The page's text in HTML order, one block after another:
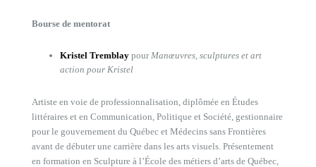
Bourse de mentorat
Kristel Tremblay pourManœuvres, sculptures et art
action pour Kristel
Artiste en voie de professionnalisation, diplômée en Études
littéraires et en Communication, Politique et Société, gestionnaire
pour le gouvernement du Québec et Médecins sans Frontières
avant de débuter une carrière dans les arts visuels. Présentement
en formation en Sculpture à l’École des métiers d’arts de Québec,